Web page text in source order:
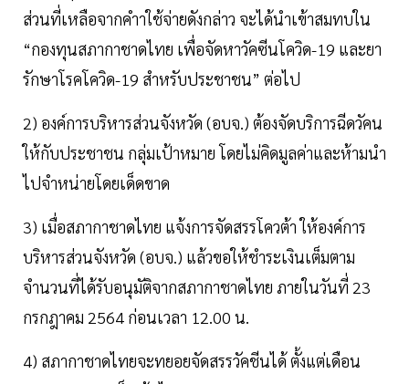
ส่วนที่เหลือจากคำาใช้จ่ายดังกล่าว จะได้นำเข้าสมทบใน
“กองทุนสภากาชาดไทย เพื่อจัดหาวัคซีนโควิด-19 และยา
รักษาโรคโควิด-19 สำหรับประชาชน” ต่อไป
2) องค์การบริหารส่วนจังหวัด (อบจ.) ต้องจัดบริการฉีดวัคน
ให้กับประชาชน กลุ่มเป้าหมาย โดยไม่คิดมูลค่าและห้ามนำ
ไปจำหน่ายโดยเด็ดขาด
3) เมื่อสภากาชาดไทย แจ้งการจัดสรรโควต้า ให้องค์การ
บริหารส่วนจังหวัด (อบจ.) แล้วขอให้ชำระเงินเต็มตาม
จำนวนที่ได้รับอนุมัติจากสภากาชาดไทย ภายในวันที่ 23
กรกฎาคม 2564 ก่อนเวลา 12.00 น.
4) สภากาชาดไทยจะทยอยจัดสรรวัคชีนได้ ตั้งแต่เดือน